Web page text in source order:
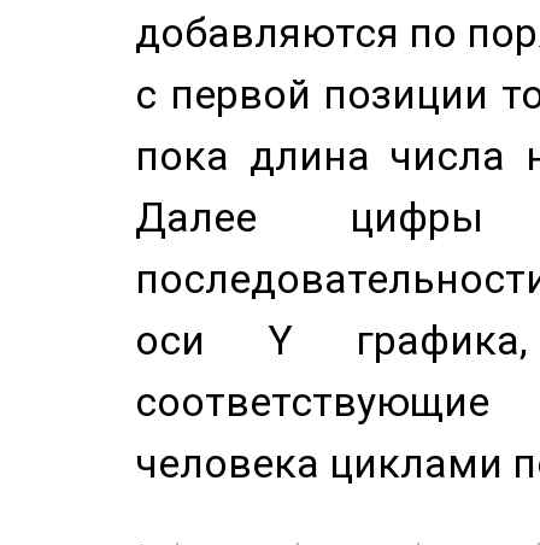
добавляются по
с первой позиции
пока длина числа
Далее цифры
оси Y
человека циклами